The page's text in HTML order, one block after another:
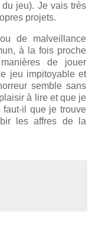
jeu). Je vais très
projets.
de malveillance
à la fois proche
de jouer
jeu impitoyable et
semble sans
à lire et que je
faut-il que je trouve
les affres de la